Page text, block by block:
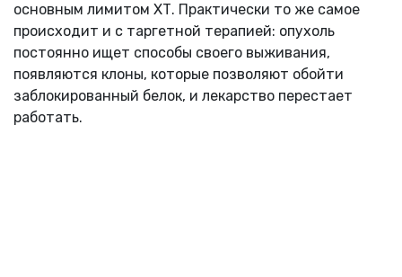
основным лимитом ХТ. Практически то же самое
происходит и с таргетной терапией: опухоль
постоянно ищет способы своего выживания,
появляются клоны, которые позволяют обойти
заблокированный белок, и лекарство перестает
работать.